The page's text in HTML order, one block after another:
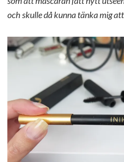
och skulle då kunna tänka mig